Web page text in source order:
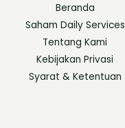
Beranda
Saham Daily Services
Tentang Kami
Kebijakan Privasi
Syarat & Ketentuan